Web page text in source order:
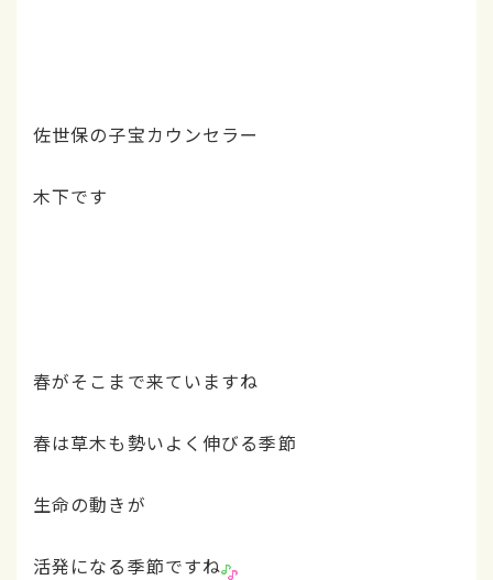
佐世保の子宝カウンセラー
木下です
春がそこまで来ていますね
春は草木も勢いよく伸びる季節
生命の動きが
活発になる季節ですね